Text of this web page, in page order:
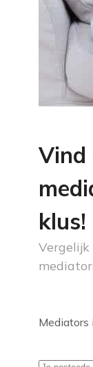
Vind
klus!
Vergelijk
Mediators